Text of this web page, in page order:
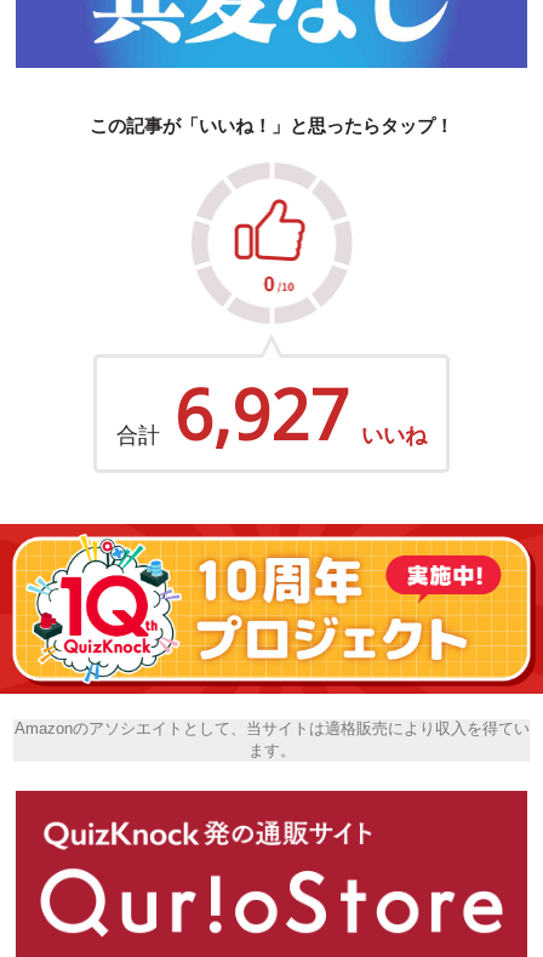
この記事が「いいね！」と思ったらタップ！
合計 6,927 いいね
Amazonのアソシエイトとして、当サイトは適格販売により収入を得てい
ます。